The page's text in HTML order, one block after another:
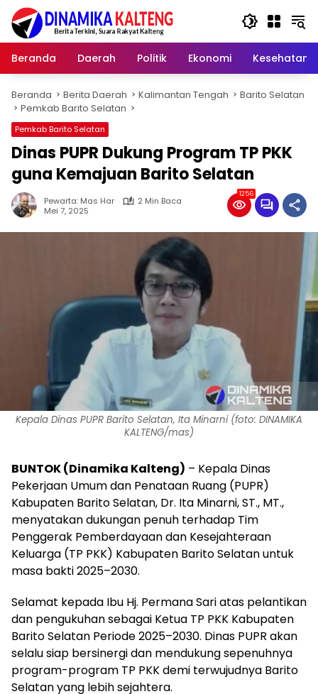
Langsung
konten
Beranda
Daerah Politik Ekonomi Kesehatan
Beranda Berita Daerah Kalimantan Tengah
Barito Selatan
Pemkab Barito Selatan
Pemkab Barito Selatan
Dinas PUPR Dukung Program TP PKK
guna Kemajuan Barito Selatan
Pewarta: Mas Har
2 Min Baca
Mei 7, 2025
1256
Kepala Dinas PUPR Barito Selatan, Ita Minarni (foto: DINAMIKA
KALTENG/mas)
BUNTOK (Dinamika Kalteng) – Kepala Dinas
Pekerjaan Umum dan Penataan Ruang (PUPR)
Kabupaten Barito Selatan, Dr. Ita Minarni, ST., MT.,
menyatakan dukungan penuh terhadap Tim
Penggerak Pemberdayaan dan Kesejahteraan
Keluarga (TP PKK) Kabupaten Barito Selatan untuk
masa bakti 2025–2030.
Selamat kepada Ibu Hj. Permana Sari atas pelantikan
dan pengukuhan sebagai Ketua TP PKK Kabupaten
Barito Selatan Periode 2025–2030. Dinas PUPR akan
selalu siap bersinergi dan mendukung sepenuhnya
program-program TP PKK demi terwujudnya Barito
Selatan yang lebih sejahtera.